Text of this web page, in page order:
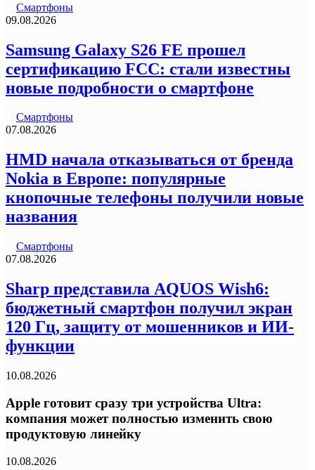
Смартфоны
09.08.2026
Samsung Galaxy S26 FE прошел
сертификацию FCC: стали известны
новые подробности о смартфоне
Смартфоны
07.08.2026
HMD начала отказываться от бренда
Nokia в Европе: популярные
кнопочные телефоны получили новые
названия
Смартфоны
07.08.2026
Sharp представила AQUOS Wish6:
бюджетный смартфон получил экран
120 Гц, защиту от мошенников и ИИ-
функции
10.08.2026
Apple готовит сразу три устройства Ultra:
компания может полностью изменить свою
продуктовую линейку
10.08.2026